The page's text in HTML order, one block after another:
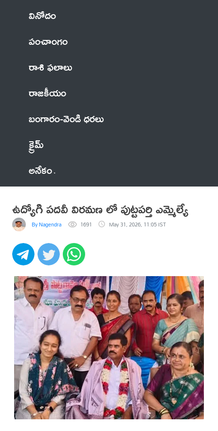
వినోదం
పంచాంగం
రాశి ఫలాలు
రాజకీయం
బంగారం-వెండి ధరలు
క్రైమ్
అనేకం
ఉద్యోగి పదవీ విరమణ లో పుట్టపర్తి ఎమ్మెల్యే
By Nagendra 1691 May 31, 2026, 11:05 IST